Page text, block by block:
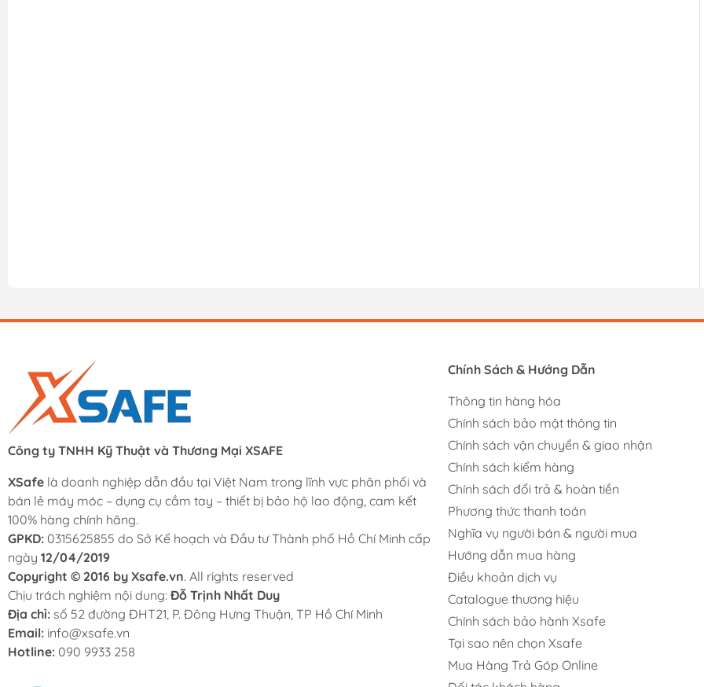
Công ty TNHH Kỹ Thuật và Thương Mại XSAFE
XSafe là doanh nghiệp dẫn đầu tại Việt Nam trong lĩnh vực phân phối và
bán lẻ máy móc – dụng cụ cầm tay – thiết bị bảo hộ lao động, cam kết
100% hàng chính hãng.
GPKD: 0315625855 do Sở Kế hoạch và Đầu tư Thành phố Hồ Chí Minh cấp
ngày 12/04/2019
Copyright © 2016 by Xsafe.vn. All rights reserved
Chịu trách nghiệm nội dung: Đỗ Trịnh Nhất Duy
Địa chỉ: số 52 đường ĐHT21, P. Đông Hưng Thuận, TP Hồ Chí Minh
Email: info@xsafe.vn
Hotline: 090 9933 258
Chính Sách & Hướng Dẫn
Thông tin hàng hóa
Chính sách bảo mật thông tin
Chính sách vận chuyển & giao nhận
Chính sách kiểm hàng
Chính sách đổi trả & hoàn tiền
Phương thức thanh toán
Nghĩa vụ người bán & người mua
Hướng dẫn mua hàng
Điều khoản dịch vụ
Catalogue thương hiệu
Chính sách bảo hành Xsafe
Tại sao nên chọn Xsafe
Mua Hàng Trả Góp Online